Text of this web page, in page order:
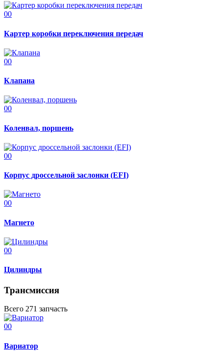
00
Картер коробки переключения передач
00
Клапана
00
Коленвал, поршень
00
Корпус дроссельной заслонки (EFI)
00
Магнето
00
Цилиндры
Трансмиссия
Всего 271 запчасть
00
Вариатор